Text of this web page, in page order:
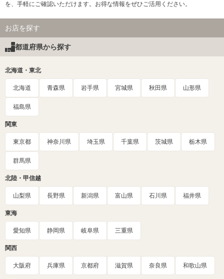
を、手軽にご確認いただけます。お得な情報をぜひご活用ください。
お店を探す
都道府県から探す
北海道・東北
北海道 青森県 岩手県 宮城県 秋田県 山形県
福島県
関東
東京都 神奈川県 埼玉県 千葉県 茨城県 栃木県
群馬県
北陸・甲信越
山梨県 長野県 新潟県 富山県 石川県 福井県
東海
愛知県 静岡県 岐阜県 三重県
関西
大阪府 兵庫県 京都府 滋賀県 奈良県 和歌山県